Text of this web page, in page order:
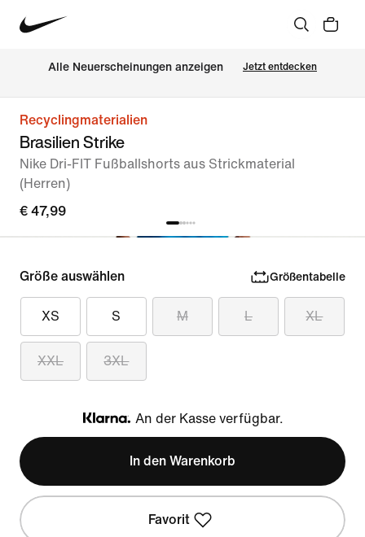
Alle Neuerscheinungen anzeigen Jetzt entdecken
Recyclingmaterialien
Brasilien Strike
Nike Dri-FIT Fußballshorts aus Strickmaterial
(Herren)
€ 47,99
Größe auswählen Größentabelle
XS S M L XL
XXL 3XL
Klarna
An der Kasse verfügbar.
In den Warenkorb
Favorit